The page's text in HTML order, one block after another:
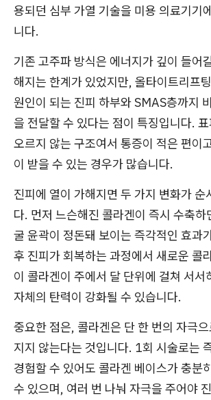
용되던 심부 가열 기술을 미용 의료기기
니다.
기존 고주파 방식은 에너지가 깊이 들어
해지는 한계가 있었지만, 올타이트리프
원인이 되는 진피 하부와 SMAS층까지
을 전달할 수 있다는 점이 특징입니다.
오르지 않는 구조여서 통증이 적은 편이
이 받을 수 있는 경우가 많습니다.
진피에 열이 가해지면 두 가지 변화가 순
다. 먼저 느슨해진 콜라겐이 즉시 수축하
굴 윤곽이 정돈돼 보이는 즉각적인 효과
후 진피가 회복하는 과정에서 새로운 콜
이 콜라겐이 주에서 달 단위에 걸쳐 서서
자체의 탄력이 강화될 수 있습니다.
중요한 점은, 콜라겐은 단 한 번의 자극
지지 않는다는 것입니다. 1회 시술로는
경험할 수 있어도 콜라겐 베이스가 충분
수 있으며, 여러 번 나눠 자극을 주어야